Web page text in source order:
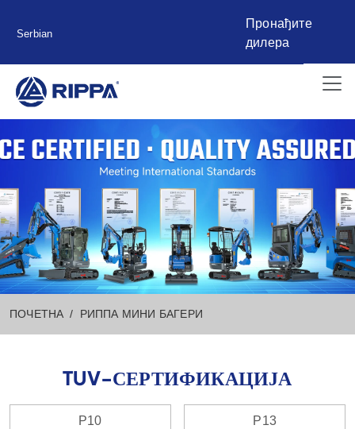
Serbian
Пронађите
дилера
ПОЧЕТНА РИППА МИНИ БАГЕРИ
TUV-СЕРТИФИКАЦИЈА
Р10 Р13